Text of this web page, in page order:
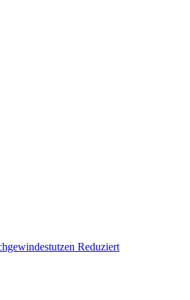
Reduziert